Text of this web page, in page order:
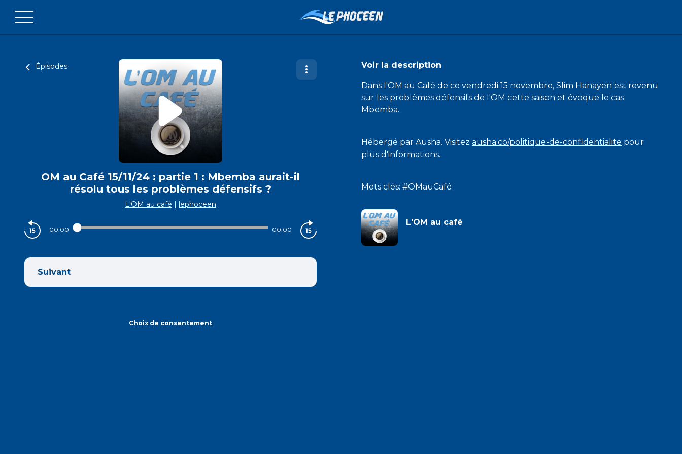
Épisodes
OM au Café 15/11/24 : partie 1 : Mbemba aurait-il
résolu tous les problèmes défensifs ?
L'OM au café | lephoceen
00:00 00:00
Suivant
Choix de consentement
Voir la description
Dans l'OM au Café de ce vendredi 15 novembre, Slim Hanayen est revenu
sur les problèmes défensifs de l'OM cette saison et évoque le cas
Mbemba.
Hébergé par Ausha. Visitez ausha.co/politique-de-confidentialite pour
plus d'informations.
Mots clés: #OMauCafé
L'OM au café